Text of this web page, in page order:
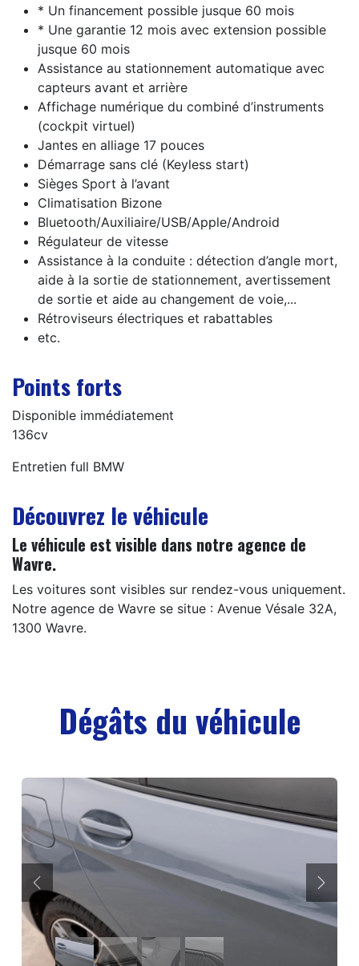
* Un financement possible jusque 60 mois
* Une garantie 12 mois avec extension possible
jusque 60 mois
Assistance au stationnement automatique avec
capteurs avant et arrière
Affichage numérique du combiné d’instruments
(cockpit virtuel)
Jantes en alliage 17 pouces
Démarrage sans clé (Keyless start)
Sièges Sport à l’avant
Climatisation Bizone
Bluetooth/Auxiliaire/USB/Apple/Android
Régulateur de vitesse
Assistance à la conduite : détection d’angle mort,
aide à la sortie de stationnement, avertissement
de sortie et aide au changement de voie,...
Rétroviseurs électriques et rabattables
etc.
Points forts
Disponible immédiatement
136cv
Entretien full BMW
Découvrez le véhicule
Le véhicule est visible dans notre agence de
Wavre.
Les voitures sont visibles sur rendez-vous uniquement.
Notre agence de Wavre se situe : Avenue Vésale 32A,
1300 Wavre.
Dégâts du véhicule
Précédent